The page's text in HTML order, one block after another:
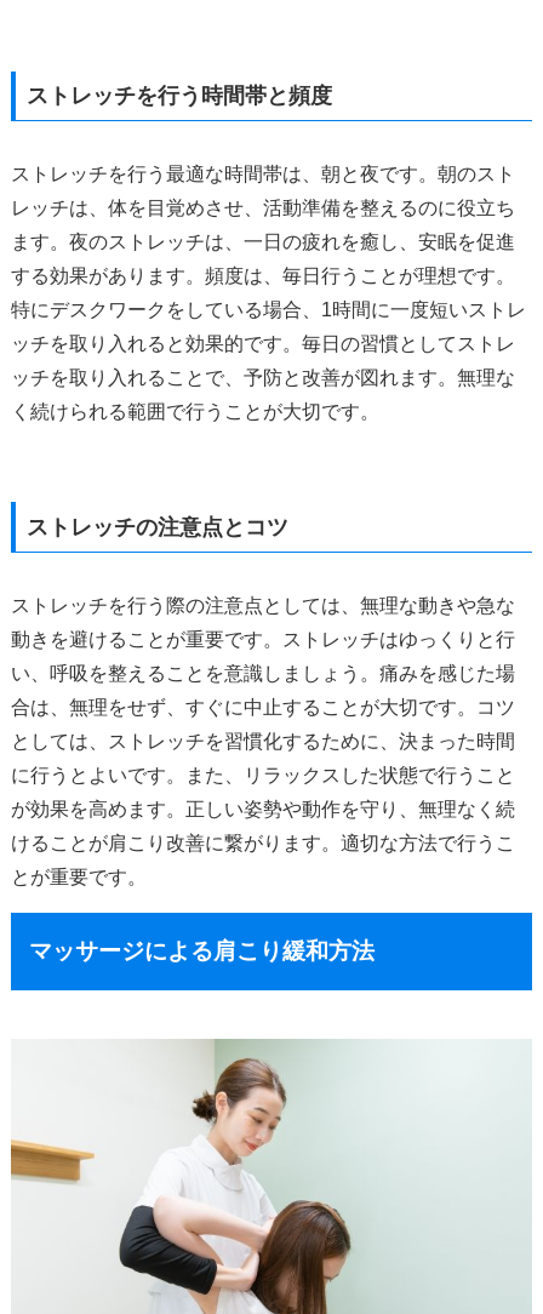
ストレッチを行う時間帯と頻度
ストレッチを行う最適な時間帯は、朝と夜です。朝のスト
レッチは、体を目覚めさせ、活動準備を整えるのに役立ち
ます。夜のストレッチは、一日の疲れを癒し、安眠を促進
する効果があります。頻度は、毎日行うことが理想です。
特にデスクワークをしている場合、1時間に一度短いストレ
ッチを取り入れると効果的です。毎日の習慣としてストレ
ッチを取り入れることで、予防と改善が図れます。無理な
く続けられる範囲で行うことが大切です。
ストレッチの注意点とコツ
ストレッチを行う際の注意点としては、無理な動きや急な
動きを避けることが重要です。ストレッチはゆっくりと行
い、呼吸を整えることを意識しましょう。痛みを感じた場
合は、無理をせず、すぐに中止することが大切です。コツ
としては、ストレッチを習慣化するために、決まった時間
に行うとよいです。また、リラックスした状態で行うこと
が効果を高めます。正しい姿勢や動作を守り、無理なく続
けることが肩こり改善に繋がります。適切な方法で行うこ
とが重要です。
マッサージによる肩こり緩和方法